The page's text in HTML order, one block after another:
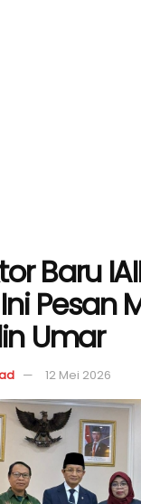
Baru
Pesan
Umar
12 Mei 2026